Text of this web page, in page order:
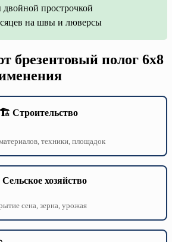
прострочкой
на швы и люверсы
брезентовый полог 6х8
🏗️ Строительство
техники, площадок
Сельское хозяйство
сена, зерна, урожая